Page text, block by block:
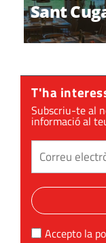
Sant
T'ha
Subscriu-te al
informació al
Accepto la